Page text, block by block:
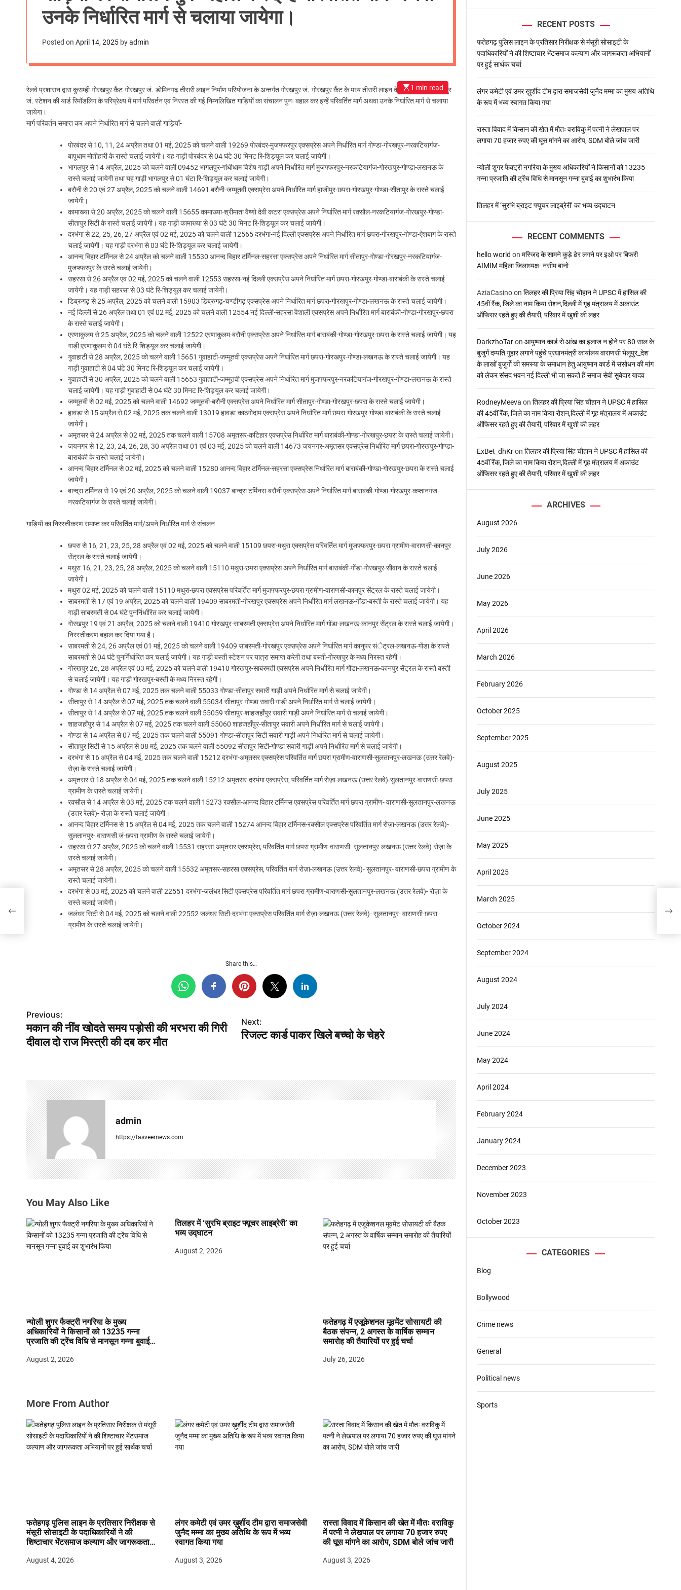
r
o
d
e
उनके निर्धारित मार्ग से चलाया जायेगा।
Posted on April 14, 2025 byadmin
1 min read
रेलवे प्रशासन द्वारा कुसम्ही-गोरखपुर कैंट-गोरखपुर जं.-डोमिनगढ़ तीसरी लाइन निर्माण परियोजना के अन्तर्गत गोरखपुर जं.-गोरखपुर कैंट के मध्य तीसरी लाइन के प्रावधान एवं गोरखपुर
जं. स्टेशन की यार्ड रिमॉडलिंग के परिप्रेक्ष्य में मार्ग परिवर्तन एवं निरस्त की गई निम्नलिखित गाड़ियों का संचालन पुनः बहाल कर इन्हें परिवर्तित मार्ग अथवा उनके निर्धारित मार्ग से चलाया
जायेगा।
मार्ग परिवर्तन समाप्त कर अपने निर्धारित मार्ग से चलने वाली गाड़ियाँ-
पोरबंदर से 10, 11, 24 अप्रैल तथा 01 मई, 2025 को चलने वाली 19269 पोरबंदर-मुजफ्फरपुर एक्सप्रेस अपने निर्धारित मार्ग गोण्डा-गोरखपुर-नरकटियागंज-
बापूधाम मोतीहारी के रास्ते चलाई जायेगी। यह गाड़ी पोरबंदर से 04 घंटे 30 मिनट रि-शिड्यूल कर चलाई जायेगी।
भागलपुर से 14 अप्रैल, 2025 को चलने वाली 09452 भागलपुर-गांधीधाम विशेष गाड़ी अपने निर्धारित मार्ग मुजफ्फरपुर-नरकटियागंज-गोरखपुर-गोण्डा-लखनऊ के
रास्ते चलाई जायेगी तथा यह गाड़ी भागलपुर से 01 घंटा रि-शिड्यूल कर चलाई जायेगी।
बरौनी से 20 एवं 27 अप्रैल, 2025 को चलने वाली 14691 बरौनी-जम्मूतवी एक्सप्रेस अपने निर्धारित मार्ग हाजीपुर-छपरा-गोरखपुर-गोण्डा-सीतापुर के रास्ते चलाई
जायेगी।
कामाख्या से 20 अप्रैल, 2025 को चलने वाली 15655 कामाख्या-श्रीमाता वैष्णो देवी कटरा एक्सप्रेस अपने निर्धारित मार्ग रक्सौल-नरकटियागंज-गोरखपुर-गोण्डा-
सीतापुर सिटी के रास्ते चलाई जायेगी। यह गाड़ी कामाख्या से 03 घंटे 30 मिनट रि-शिड्यूल कर चलाई जायेगी।
दरभंगा से 22, 25, 26, 27 अप्रैल एवं 02 मई, 2025 को चलने वाली 12565 दरभंगा-नई दिल्ली एक्सप्रेस अपने निर्धारित मार्ग छपरा-गोरखपुर-गोण्डा-ऐशबाग के रास्ते
चलाई जायेगी। यह गाड़ी दरभंगा से 03 घंटे रि-शिड्यूल कर चलाई जायेगी।
आनन्द विहार टर्मिनल से 24 अप्रैल को चलने वाली 15530 आनन्द विहार टर्मिनल-सहरसा एक्सप्रेस अपने निर्धारित मार्ग सीतापुर-गोण्डा-गोरखपुर-नरकटियागंज-
मुजफ्फरपुर के रास्ते चलाई जायेगी।
सहरसा से 26 अप्रैल एवं 02 मई, 2025 को चलने वाली 12553 सहरसा-नई दिल्ली एक्सप्रेस अपने निर्धारित मार्ग छपरा-गोरखपुर-गोण्डा-बाराबंकी के रास्ते चलाई
जायेगी। यह गाड़ी सहरसा से 03 घंटे रि-शिड्यूल कर चलाई जायेगी।
डिब्रुगढ़ से 25 अप्रैल, 2025 को चलने वाली 15903 डिब्रुगढ़-चण्डीगढ़ एक्सप्रेस अपने निर्धारित मार्ग छपरा-गोरखपुर-गोण्डा-लखनऊ के रास्ते चलाई जायेगी।
नई दिल्ली से 26 अप्रैल तथा 01 एवं 02 मई, 2025 को चलने वाली 12554 नई दिल्ली-सहरसा वैशाली एक्सप्रेस अपने निर्धारित मार्ग बाराबंकी-गोण्डा-गोरखपुर-छपरा
के रास्ते चलाई जायेगी।
एरणाकुलम से 25 अप्रैल, 2025 को चलने वाली 12522 एरणाकुलम-बरौनी एक्सप्रेस अपने निर्धारित मार्ग बाराबंकी-गोण्डा-गोरखपुर-छपरा के रास्ते चलाई जायेगी। यह
गाड़ी एरणाकुलम से 04 घंटे रि-शिड्यूल कर चलाई जायेगी।
गुवाहाटी से 28 अप्रैल, 2025 को चलने वाली 15651 गुवाहाटी-जम्मूतवी एक्सप्रेस अपने निर्धारित मार्ग छपरा-गोरखपुर-गोण्डा-लखनऊ के रास्ते चलाई जायेगी। यह
गाड़ी गुवाहाटी से 04 घंटे 30 मिनट रि-शिड्यूल कर चलाई जायेगी।
गुवाहाटी से 30 अप्रैल, 2025 को चलने वाली 15653 गुवाहाटी-जम्मूतवी एक्सप्रेस अपने निर्धारित मार्ग मुजफ्फरपुर-नरकटियागंज-गोरखपुर-गोण्डा-लखनऊ के रास्ते
चलाई जायेगी। यह गाड़ी गुवाहाटी से 04 घंटे 30 मिनट रि-शिड्यूल कर चलाई जायेगी।
जम्मूतवी से 02 मई, 2025 को चलने वाली 14692 जम्मूतवी-बरौनी एक्सप्रेस अपने निर्धारित मार्ग सीतापुर-गोण्डा-गोरखपुर-छपरा के रास्ते चलाई जायेगी।
हावड़ा से 15 अप्रैल से 02 मई, 2025 तक चलने वाली 13019 हावड़ा-काठगोदाम एक्सप्रेस अपने निर्धारित मार्ग छपरा-गोरखपुर-गोण्डा-बाराबंकी के रास्ते चलाई
जायेगी।
अमृतसर से 24 अप्रैल से 02 मई, 2025 तक चलने वाली 15708 अमृतसर-कटिहार एक्सप्रेस निर्धारित मार्ग बाराबंकी-गोण्डा-गोरखपुर-छपरा के रास्ते चलाई जायेगी।
जयनगर से 12, 23, 24, 26, 28, 30 अप्रैल तथा 01 एवं 03 मई, 2025 को चलने वाली 14673 जयनगर-अमृतसर एक्सप्रेस निर्धारित मार्ग छपरा-गोरखपुर-गोण्डा-
बाराबंकी के रास्ते चलाई जायेगी।
आनन्द विहार टर्मिनल से 02 मई, 2025 को चलने वाली 15280 आनन्द विहार टर्मिनल-सहरसा एक्सप्रेस निर्धारित मार्ग बाराबंकी-गोण्डा-गोरखपुर-छपरा के रास्ते चलाई
जायेगी।
बान्द्रा टर्मिनल से 19 एवं 20 अप्रैल, 2025 को चलने वाली 19037 बान्द्रा टर्मिनस-बरौनी एक्सप्रेस अपने निर्धारित मार्ग बाराबंकी-गोण्डा-गोरखपुर-कप्तानगंज-
नरकटियागंज के रास्ते चलाई जायेगी।
गाड़ियों का निरस्तीकरण समाप्त कर परिवर्तित मार्ग/अपने निर्धारित मार्ग से संचलन-
छपरा से 16, 21, 23, 25, 28 अप्रैल एवं 02 मई, 2025 को चलने वाली 15109 छपरा-मथुरा एक्सप्रेस परिवर्तित मार्ग मुजफ्फरपुर-छपरा ग्रामीण-वाराणसी-कानपुर
सेंट्रल के रास्ते चलाई जायेगी।
मथुरा 16, 21, 23, 25, 28 अप्रैल, 2025 को चलने वाली 15110 मथुरा-छपरा एक्सप्रेस अपने निर्धारित मार्ग बाराबंकी-गोंडा-गोरखपुर-सीवान के रास्ते चलाई
जायेगी।
मथुरा 02 मई, 2025 को चलने वाली 15110 मथुरा-छपरा एक्सप्रेस परिवर्तित मार्ग मुजफ्फरपुर-छपरा ग्रामीण-वाराणसी-कानपुर सेंट्रल के रास्ते चलाई जायेगी।
साबरमती से 17 एवं 19 अप्रैल, 2025 को चलने वाली 19409 साबरमती-गोरखपुर एक्सप्रेस अपने निर्धारित मार्ग लखनऊ-गोंडा-बस्ती के रास्ते चलाई जायेगी। यह
गाड़ी साबरमती से 04 घंटे पुनर्निर्धारित कर चलाई जायेगी।
गोरखपुर 19 एवं 21 अप्रैल, 2025 को चलने वाली 19410 गोरखपुर-साबरमती एक्सप्रेस अपने निर्धारित मार्ग गोंडा-लखनऊ-कानपुर सेंट्रल के रास्ते चलाई जायेगी।
निरस्तीकरण बहाल कर दिया गया है।
साबरमती से 24, 26 अप्रैल एवं 01 मई, 2025 को चलने वाली 19409 साबरमती-गोरखपुर एक्सप्रेस अपने निर्धारित मार्ग कानुपर संेट्रल-लखनऊ-गोंडा के रास्ते
साबरमती से 04 घंटे पुनर्निर्धारित कर चलाई जायेगी। यह गाड़ी बस्ती स्टेशन पर यात्रा समाप्त करेगी तथा बस्ती-गोरखपुर के मध्य निरस्त रहेगी।
गोरखपुर 26, 28 अप्रैल एवं 03 मई, 2025 को चलने वाली 19410 गोरखपुर-साबरमती एक्सप्रेस अपने निर्धारित मार्ग गोंडा-लखनऊ-कानपुर सेंट्रल के रास्ते बस्ती
से चलाई जायेगी। यह गाड़ी गोरखपुर-बस्ती के मध्य निरस्त रहेगी।
गोण्डा से 14 अप्रैल से 07 मई, 2025 तक चलने वाली 55033 गोण्डा-सीतापुर सवारी गाड़ी अपने निर्धारित मार्ग से चलाई जायेगी।
सीतापुर से 14 अप्रैल से 07 मई, 2025 तक चलने वाली 55034 सीतापुर-गोण्डा सवारी गाड़ी अपने निर्धारित मार्ग से चलाई जायेगी।
सीतापुर से 14 अप्रैल से 07 मई, 2025 तक चलने वाली 55059 सीतापुर-शाहजहाँपुर सवारी गाड़ी अपने निर्धारित मार्ग से चलाई जायेगी।
शाहजहाँपुर से 14 अप्रैल से 07 मई, 2025 तक चलने वाली 55060 शाहजहाँपुर-सीतापुर सवारी अपने निर्धारित मार्ग से चलाई जायेगी।
गोण्डा से 14 अप्रैल से 07 मई, 2025 तक चलने वाली 55091 गोण्डा-सीतापुर सिटी सवारी गाड़ी अपने निर्धारित मार्ग से चलाई जायेगी।
सीतापुर सिटी से 15 अप्रैल से 08 मई, 2025 तक चलने वाली 55092 सीतापुर सिटी-गोण्डा सवारी गाड़ी अपने निर्धारित मार्ग से चलाई जायेगी।
दरभंगा से 16 अप्रैल से 04 मई, 2025 तक चलने वाली 15212 दरभंगा-अमृतसर एक्सप्रेस परिवर्तित मार्ग छपरा ग्रामीण-वाराणसी-सुलतानपुर-लखनऊ (उत्तर रेलवे)-
रोज़ा के रास्ते चलाई जायेगी।
अमृतसर से 18 अप्रैल से 04 मई, 2025 तक चलने वाली 15212 अमृतसर-दरभंगा एक्सप्रेस, परिवर्तित मार्ग रोज़ा-लखनऊ (उत्तर रेलवे)-सुलतानपुर-वाराणसी-छपरा
ग्रामीण के रास्ते चलाई जायेगी।
रक्सौल से 14 अप्रैल से 03 मई, 2025 तक चलने वाली 15273 रक्सौल-आनन्द विहार टर्मिनस एक्सप्रेस परिवर्तित मार्ग छपरा ग्रामीण- वाराणसी-सुलतानपुर-लखनऊ
(उत्तर रेलवे)- रोज़ा के रास्ते चलाई जायेगी।
आनन्द विहार टर्मिनस से 15 अप्रैल से 04 मई, 2025 तक चलने वाली 15274 आनन्द विहार टर्मिनस-रक्सौल एक्सप्रेस परिवर्तित मार्ग रोज़ा-लखनऊ (उत्तर रेलवे)-
सुलतानपुर- वाराणसी जं-छपरा ग्रामीण के रास्ते चलाई जायेगी।
सहरसा से 27 अप्रैल, 2025 को चलने वाली 15531 सहरसा-अमृतसर एक्सप्रेस, परिवर्तित मार्ग छपरा ग्रामीण-वाराणसी -सुलतानपुर-लखनऊ (उत्तर रेलवे)-रोज़ा के
रास्ते चलाई जायेगी।
अमृतसर से 28 अप्रैल, 2025 को चलने वाली 15532 अमृतसर-सहरसा एक्सप्रेस, परिवर्तित मार्ग रोज़ा-लखनऊ (उत्तर रेलवे)- सुलतानपुर- वाराणसी-छपरा ग्रामीण के
रास्ते चलाई जायेगी।
दरभंगा से 03 मई, 2025 को चलने वाली 22551 दरभंगा-जलंधर सिटी एक्सप्रेस परिवर्तित मार्ग छपरा ग्रामीण-वाराणसी-सुलतानपुर-लखनऊ (उत्तर रेलवे)- रोज़ा के
रास्ते चलाई जायेगी।
जलंधर सिटी से 04 मई, 2025 को चलने वाली 22552 जलंधर सिटी-दरभंगा एक्सप्रेस परिवर्तित मार्ग रोज़ा-लखनऊ (उत्तर रेलवे)- सुलतानपुर- वाराणसी-छपरा
ग्रामीण के रास्ते चलाई जायेगी।
Share this…
P
o
n
a
v
i
g
t
i
o
Previous:
मकान की नींव खोदते समय पड़ोसी की भरभरा की गिरी
दीवाल दो राज मिस्त्री की दब कर मौत
Next:
रिजल्ट कार्ड पाकर खिले बच्चो के चेहरे
admin
https://tasveernews.com
You May Also Like
न्योली शुगर फैक्ट्री नगरिया के मुख्य
अधिकारियों ने किसानों को 13235 गन्ना
प्रजाति की ट्रेंच विधि से मानसून गन्ना बुवाई
August 2, 2026
तिलहर में ‘सुरभि ब्राइट फ्यूचर लाइब्रेरी’ का
भव्य उद्घाटन
August 2, 2026
फतेहगढ़ में एजूकेशनल मूवमेंट सोसायटी की
बैठक संपन्न, 2 अगस्त के वार्षिक सम्मान
समारोह की तैयारियों पर हुई चर्चा
July 26, 2026
More From Author
फतेहगढ़ पुलिस लाइन के प्रतिसार निरीक्षक से
मंसूरी सोसाइटी के पदाधिकारियों ने की
शिष्टाचार भेंटसमाज कल्याण और जागरूकता
August 4, 2026
लंगर कमेटी एवं उमर ख़ुर्शीद टीम द्वारा समाजसेवी
जुनैद मम्मा का मुख्य अतिथि के रूप में भव्य
स्वागत किया गया
August 3, 2026
रास्ता विवाद में किसान की खेत में मौतः वराविकु
में पत्नी ने लेखपाल पर लगाया 70 हजार रुपए
की घूस मांगने का आरोप, SDM बोले जांच जारी
August 3, 2026
RECENT POSTS
फतेहगढ़ पुलिस लाइन के प्रतिसार निरीक्षक से मंसूरी सोसाइटी के
पदाधिकारियों ने की शिष्टाचार भेंटसमाज कल्याण और जागरूकता अभियानों
पर हुई सार्थक चर्चा
लंगर कमेटी एवं उमर ख़ुर्शीद टीम द्वारा समाजसेवी जुनैद मम्मा का मुख्य अतिथि
के रूप में भव्य स्वागत किया गया
रास्ता विवाद में किसान की खेत में मौतः वराविकु में पत्नी ने लेखपाल पर
लगाया 70 हजार रुपए की घूस मांगने का आरोप, SDM बोले जांच जारी
न्योली शुगर फैक्ट्री नगरिया के मुख्य अधिकारियों ने किसानों को 13235
गन्ना प्रजाति की ट्रेंच विधि से मानसून गन्ना बुवाई का शुभारंभ किया
तिलहर में ‘सुरभि ब्राइट फ्यूचर लाइब्रेरी’ का भव्य उद्घाटन
RECENT COMMENTS
hello world on मस्जिद के सामने कूड़े ढेर लगने पर इओ पर बिफरी
AIMIM महिला जिलाध्यक्ष- नसीम बानो
AziaCasinoon तिलहर की प्रिया सिंह चौहान ने UPSC में हासिल की
45वीं रैंक, जिले का नाम किया रोशन,दिल्ली में गृह मंत्रालय में अकाउंट
ऑफिसर रहते हुए की तैयारी, परिवार में खुशी की लहर
DarkzhoTaron आयुष्मान कार्ड से आंख का इलाज न होने पर 80 साल के
बुजुर्ग दम्पति गुहार लगाने पहुंचे प्रधानमंत्री कार्यालय वाराणसी भेलूपुर_देश
के लाखों बुजुर्गो की समस्या के समाधान हेतु आयुष्मान कार्ड में संसोधन की मांग
को लेकर संसद भवन नई दिल्ली भी जा सकते हैं समाज सेवी सुबेदार यादव
RodneyMeeva on तिलहर की प्रिया सिंह चौहान ने UPSC में हासिल
की 45वीं रैंक, जिले का नाम किया रोशन,दिल्ली में गृह मंत्रालय में अकाउंट
ऑफिसर रहते हुए की तैयारी, परिवार में खुशी की लहर
ExBet_dhKron तिलहर की प्रिया सिंह चौहान ने UPSC में हासिल की
45वीं रैंक, जिले का नाम किया रोशन,दिल्ली में गृह मंत्रालय में अकाउंट
ऑफिसर रहते हुए की तैयारी, परिवार में खुशी की लहर
ARCHIVES
August 2026
July 2026
June 2026
May 2026
April 2026
March 2026
February 2026
October 2025
September 2025
August 2025
July 2025
June 2025
May 2025
April 2025
March 2025
October 2024
September 2024
August 2024
July 2024
June 2024
May 2024
April 2024
February 2024
January 2024
December 2023
November 2023
October 2023
CATEGORIES
Blog
Bollywood
Crime news
General
Political news
Sports